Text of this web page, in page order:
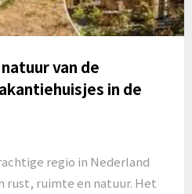
van de
in de
regio in Nederland
rust, ruimte en natuur. Het